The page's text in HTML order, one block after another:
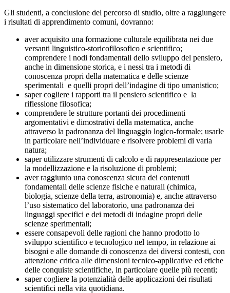
Gli studenti, a conclusione del percorso di studio, oltre a raggiungere
i risultati di apprendimento comuni, dovranno:
aver acquisito una formazione culturale equilibrata nei due
versanti linguistico-storicofilosofico e scientifico;
comprendere i nodi fondamentali dello sviluppo del pensiero,
anche in dimensione storica, e i nessi tra i metodi di
conoscenza propri della matematica e delle scienze
sperimentali e quelli propri dell’indagine di tipo umanistico;
saper cogliere i rapporti tra il pensiero scientifico e la
riflessione filosofica;
comprendere le strutture portanti dei procedimenti
argomentativi e dimostrativi della matematica, anche
attraverso la padronanza del linguaggio logico-formale; usarle
in particolare nell’individuare e risolvere problemi di varia
natura;
saper utilizzare strumenti di calcolo e di rappresentazione per
la modellizzazione e la risoluzione di problemi;
aver raggiunto una conoscenza sicura dei contenuti
fondamentali delle scienze fisiche e naturali (chimica,
biologia, scienze della terra, astronomia) e, anche attraverso
l’uso sistematico del laboratorio, una padronanza dei
linguaggi specifici e dei metodi di indagine propri delle
scienze sperimentali;
essere consapevoli delle ragioni che hanno prodotto lo
sviluppo scientifico e tecnologico nel tempo, in relazione ai
bisogni e alle domande di conoscenza dei diversi contesti, con
attenzione critica alle dimensioni tecnico-applicative ed etiche
delle conquiste scientifiche, in particolare quelle più recenti;
saper cogliere la potenzialità delle applicazioni dei risultati
scientifici nella vita quotidiana.